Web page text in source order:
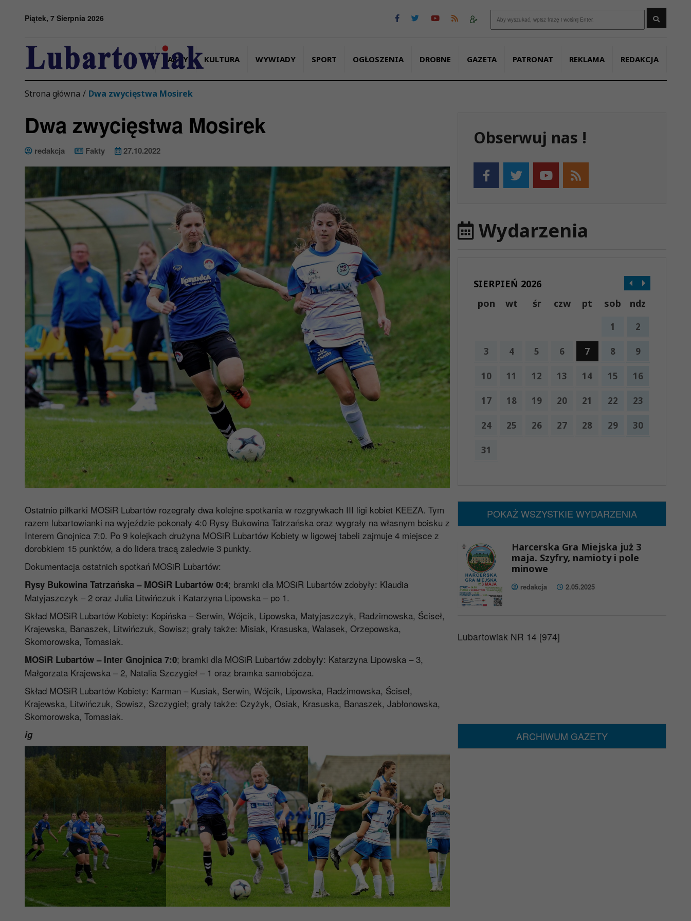
Piątek, 7 Sierpnia 2026
FAKTY KULTURA WYWIADY SPORT OGŁOSZENIA DROBNE GAZETA PATRONAT REKLAMA REDAKCJA
Strona główna / Dwa zwycięstwa Mosirek
Dwa zwycięstwa Mosirek
redakcja Fakty 27.10.2022
Ostatnio piłkarki MOSiR Lubartów rozegrały dwa kolejne spotkania w rozgrywkach III ligi kobiet KEEZA. Tym
razem lubartowianki na wyjeździe pokonały 4:0 Rysy Bukowina Tatrzańska oraz wygrały na własnym boisku z
Interem Gnojnica 7:0. Po 9 kolejkach drużyna MOSiR Lubartów Kobiety w ligowej tabeli zajmuje 4 miejsce z
dorobkiem 15 punktów, a do lidera tracą zaledwie 3 punkty.
Dokumentacja ostatnich spotkań MOSiR Lubartów:
Rysy Bukowina Tatrzańska – MOSiR Lubartów 0:4; bramki dla MOSiR Lubartów zdobyły: Klaudia
Matyjaszczyk – 2 oraz Julia Litwińczuk i Katarzyna Lipowska – po 1.
Skład MOSiR Lubartów Kobiety: Kopińska – Serwin, Wójcik, Lipowska, Matyjaszczyk, Radzimowska, Ściseł,
Krajewska, Banaszek, Litwińczuk, Sowisz; grały także: Misiak, Krasuska, Walasek, Orzepowska,
Skomorowska, Tomasiak.
MOSiR Lubartów – Inter Gnojnica 7:0; bramki dla MOSiR Lubartów zdobyły: Katarzyna Lipowska – 3,
Małgorzata Krajewska – 2, Natalia Szczygieł – 1 oraz bramka samobójcza.
Skład MOSiR Lubartów Kobiety: Karman – Kusiak, Serwin, Wójcik, Lipowska, Radzimowska, Ściseł,
Krajewska, Litwińczuk, Sowisz, Szczygieł; grały także: Czyżyk, Osiak, Krasuska, Banaszek, Jabłonowska,
Skomorowska, Tomasiak.
ig
Obserwuj nas !
Wydarzenia
SIERPIEŃ 2026
pon
wt śr czw pt sob ndz
1 2
3 4 5 6 7 8 9
10 11 12 13 14 15 16
17 18 19 20 21 22 23
24 25 26 27 28 29 30
31
POKAŻ WSZYSTKIE WYDARZENIA
Harcerska Gra Miejska już 3
maja. Szyfry, namioty i pole
minowe
redakcja 2.05.2025
Lubartowiak NR 14 [974]
ARCHIWUM GAZETY